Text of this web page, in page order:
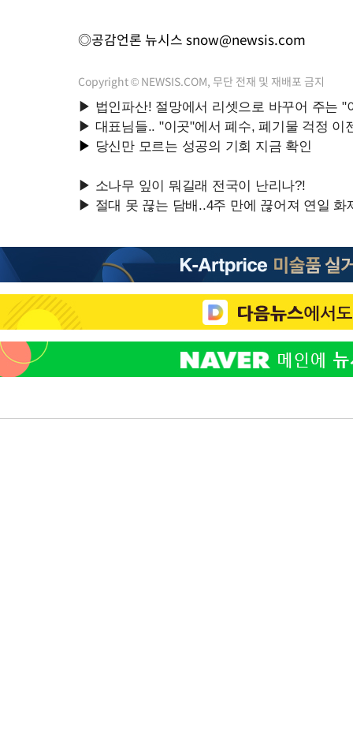
◎공감언론 뉴시스 snow@newsis.com
Copyright © NEWSIS.COM, 무단 전재 및 재배포 금지